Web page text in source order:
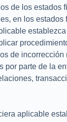
de los estados
en los estados
de incorrección
por parte de la
aplicable